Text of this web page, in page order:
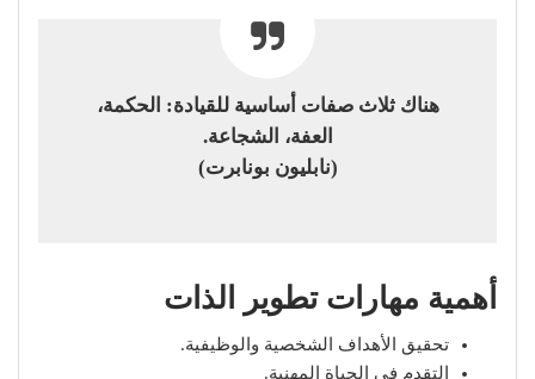
هناك ثلاث صفات أساسية للقيادة: الحكمة،
العفة، الشجاعة.
(نابليون بونابرت)
أهمية مهارات تطوير الذات
تحقيق الأهداف الشخصية والوظيفية.
التقدم في الحياة المهنية.